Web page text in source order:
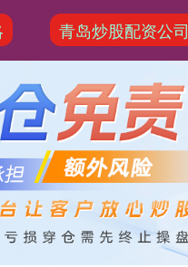
青岛炒股配资公司